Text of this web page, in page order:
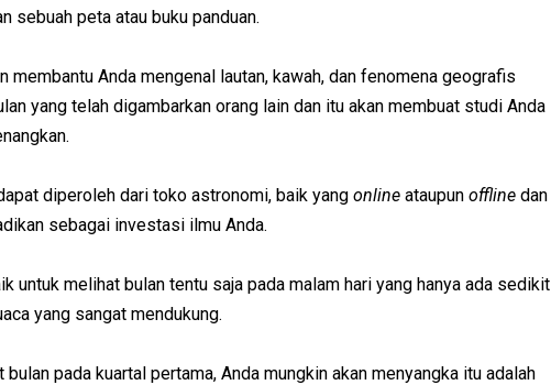
sebuah peta atau buku panduan.
membantu Anda mengenal lautan, kawah, dan fenomena geografis
yang telah digambarkan orang lain dan itu akan membuat studi Anda
diperoleh dari toko astronomi, baik yang online ataupun offline dan
sebagai investasi ilmu Anda.
untuk melihat bulan tentu saja pada malam hari yang hanya ada sedikit
yang sangat mendukung.
bulan pada kuartal pertama, Anda mungkin akan menyangka itu adalah